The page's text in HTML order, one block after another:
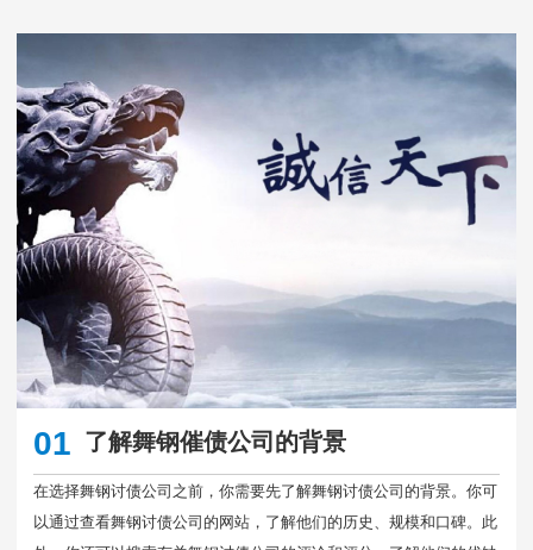
01 了解舞钢催债公司的背景
在选择舞钢讨债公司之前，你需要先了解舞钢讨债公司的背景。你可
以通过查看舞钢讨债公司的网站，了解他们的历史、规模和口碑。此